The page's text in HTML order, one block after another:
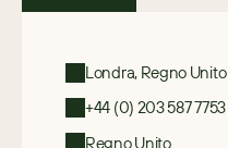
Londra, Regno Unito
+44 (0) 203 587 7753
Regno Unito